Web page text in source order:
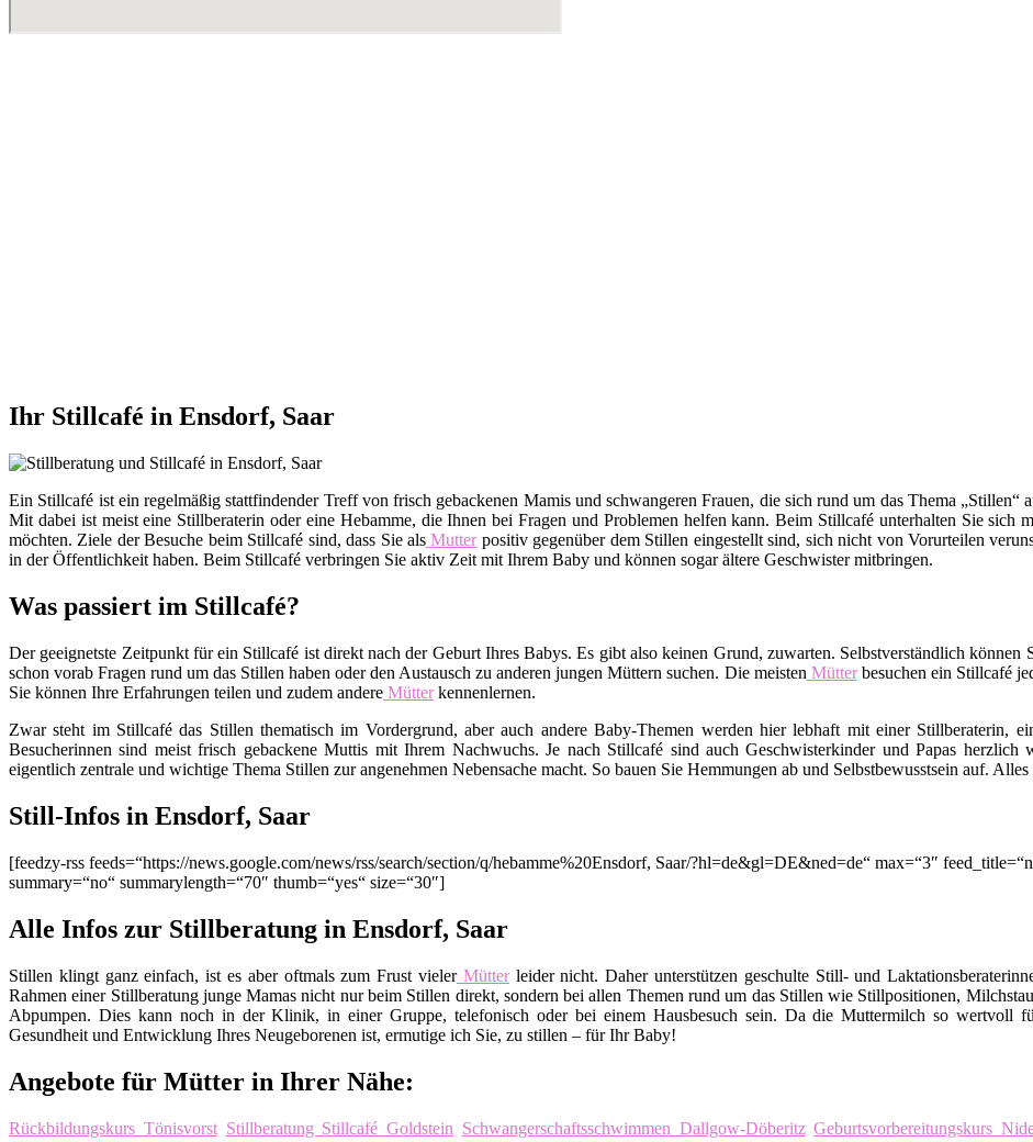
Ihr Stillcafé in Ensdorf, Saar
Ein Stillcafé ist ein regelmäßig stattfindender Treff von frisch gebackenen Mamis und schwangeren Frauen, die sich rund um das Thema
Mit dabei ist meist eine Stillberaterin oder eine Hebamme, die Ihnen bei Fragen und Problemen helfen kann. Beim Stillcafé unterhalten Sie sich
möchten. Ziele der Besuche beim Stillcafé sind, dass Sie als Mutterpositiv gegenüber dem Stillen eingestellt sind, sich nicht von Vorurteilen
in der Öffentlichkeit haben. Beim Stillcafé verbringen Sie aktiv Zeit mit Ihrem Baby und können sogar ältere Geschwister mitbringen.
Was passiert im Stillcafé?
Der geeignetste Zeitpunkt für ein Stillcafé ist direkt nach der Geburt Ihres Babys. Es gibt also keinen Grund, zuwarten. Selbstverständlich können
schon vorab Fragen rund um das Stillen haben oder den Austausch zu anderen jungen Müttern suchen. Die meisten Mütterbesuchen ein Stillcafé
Sie können Ihre Erfahrungen teilen und zudem andere Mütterkennenlernen.
Zwar steht im Stillcafé das Stillen thematisch im Vordergrund, aber auch andere Baby-Themen werden hier lebhaft mit einer Stillberaterin,
Besucherinnen sind meist frisch gebackene Muttis mit Ihrem Nachwuchs. Je nach Stillcafé sind auch Geschwisterkinder und Papas herzlich
eigentlich zentrale und wichtige Thema Stillen zur angenehmen Nebensache macht. So bauen Sie Hemmungen ab und Selbstbewusstsein auf.
Still-Infos in Ensdorf, Saar
[feedzy-rss feeds=“https://news.google.com/news/rss/search/section/q/hebamme%20Ensdorf, Saar/?hl=de&gl=DE&ned=de“ max=“3″
summary=“no“ summarylength=“70″ thumb=“yes“ size=“30″]
Alle Infos zur Stillberatung in Ensdorf, Saar
Stillen klingt ganz einfach, ist es aber oftmals zum Frust vielerMütterleider nicht. Daher unterstützen geschulte Still- und
Rahmen einer Stillberatung junge Mamas nicht nur beim Stillen direkt, sondern bei allen Themen rund um das Stillen wie Stillpositionen,
Abpumpen. Dies kann noch in der Klinik, in einer Gruppe, telefonisch oder bei einem Hausbesuch sein. Da die Muttermilch so wertvoll
Gesundheit und Entwicklung Ihres Neugeborenen ist, ermutige ich Sie, zu stillen – für Ihr Baby!
Angebote für Mütter in Ihrer Nähe:
Rückbildungskurs Tönisvorst Stillberatung Stillcafé Goldstein Schwangerschaftsschwimmen Dallgow-Döberitz Geburtsvorbereitungskurs